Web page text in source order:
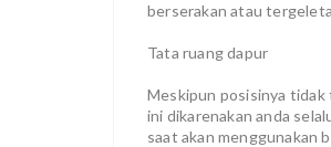
berserakan atau
Tata ruang dapur
Meskipun posisinya tidak
ini dikarenakan anda
saat akan menggunakan